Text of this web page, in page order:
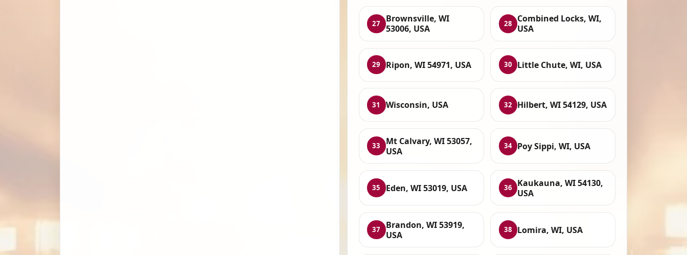
27
Brownsville, WI
53006, USA
28
Combined Locks, WI,
USA
29 Ripon, WI 54971, USA 30 Little Chute, WI, USA
31 Wisconsin, USA 32 Hilbert, WI 54129, USA
33
Mt Calvary, WI 53057,
USA
34 Poy Sippi, WI, USA
35 Eden, WI 53019, USA 36
Kaukauna, WI 54130,
USA
37
Brandon, WI 53919,
USA
38 Lomira, WI, USA